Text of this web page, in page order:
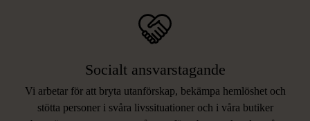
Socialt ansvarstagande
Vi arbetar för att bryta utanförskap, bekämpa hemlöshet och
stötta personer i svåra livssituationer och i våra butiker